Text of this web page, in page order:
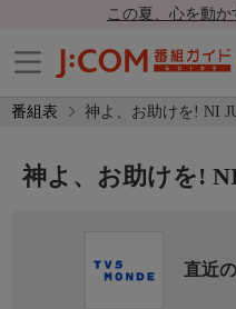
この夏、心を動
番組表 神よ、お助けを! NI
神よ、お助けを!
直近